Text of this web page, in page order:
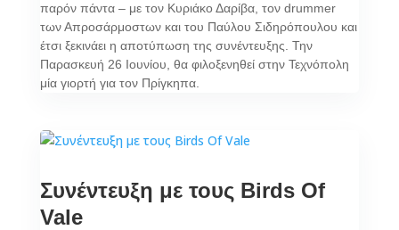
παρόν πάντα – με τον Κυριάκο Δαρίβα, τον drummer
των Απροσάρμοστων και του Παύλου Σιδηρόπουλου και
έτσι ξεκινάει η αποτύπωση της συνέντευξης. Την
Παρασκευή 26 Ιουνίου, θα φιλοξενηθεί στην Τεχνόπολη
μία γιορτή για τον Πρίγκηπα.
Συνέντευξη με τους Birds Of
Vale